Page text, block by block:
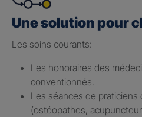
Une solution pour
Les soins courants: ​
Les honoraires des
conventionnés.​
Les séances de
(ostéopathes,